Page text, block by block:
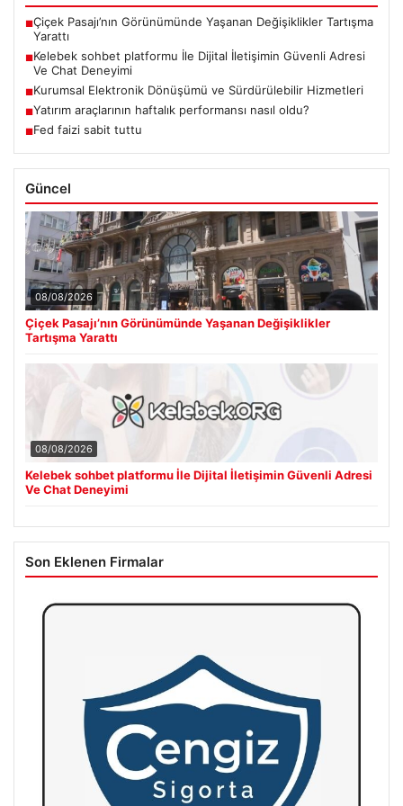
■Çiçek Pasajı’nın Görünümünde Yaşanan Değişiklikler Tartışma
Yarattı
■Kelebek sohbet platformu İle Dijital İletişimin Güvenli Adresi
Ve Chat Deneyimi
■Kurumsal Elektronik Dönüşümü ve Sürdürülebilir Hizmetleri
■Yatırım araçlarının haftalık performansı nasıl oldu?
■Fed faizi sabit tuttu
Güncel
08/08/2026
Çiçek Pasajı’nın Görünümünde Yaşanan Değişiklikler
Tartışma Yarattı
08/08/2026
Kelebek sohbet platformu İle Dijital İletişimin Güvenli Adresi
Ve Chat Deneyimi
Son Eklenen Firmalar